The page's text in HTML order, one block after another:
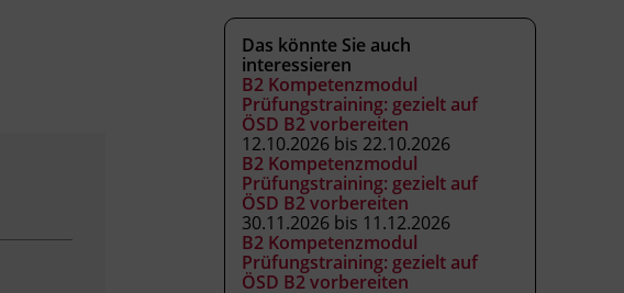
Das könnte Sie auch
interessieren
B2 Kompetenzmodul
Prüfungstraining: gezielt auf
ÖSD B2 vorbereiten
12.10.2026 bis 22.10.2026
B2 Kompetenzmodul
Prüfungstraining: gezielt auf
ÖSD B2 vorbereiten
30.11.2026 bis 11.12.2026
B2 Kompetenzmodul
Prüfungstraining: gezielt auf
ÖSD B2 vorbereiten